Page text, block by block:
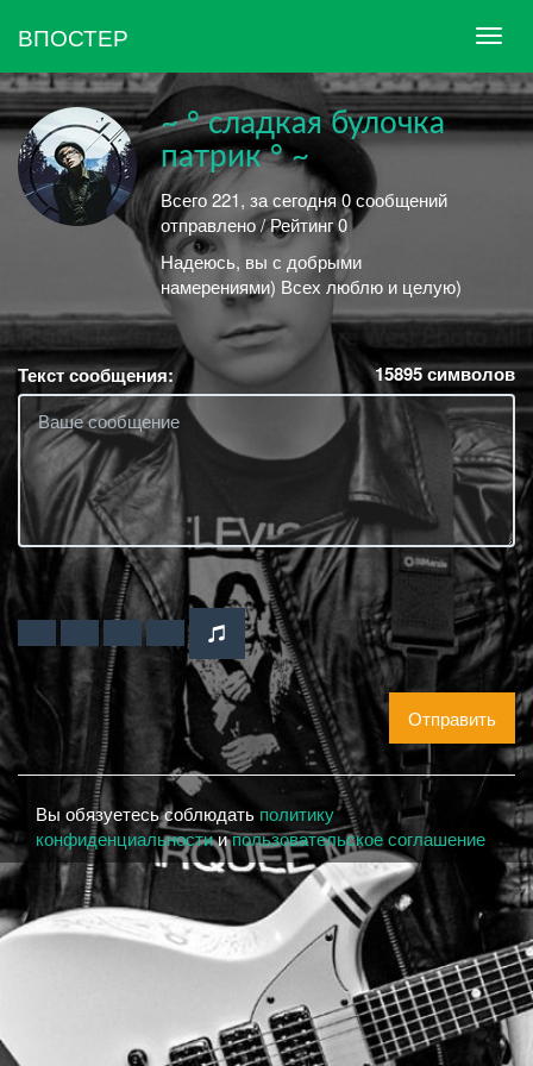
ВПОСТЕР
~ ° сладкая булочка
патрик ° ~
Всего 221, за сегодня 0 сообщений
отправлено / Рейтинг 0
Надеюсь, вы с добрыми
намерениями) Всех люблю и целую)
Текст сообщения: 15895символов
Отправить
Вы обязуетесь соблюдать политику
конфиденциальностиипользовательское соглашение